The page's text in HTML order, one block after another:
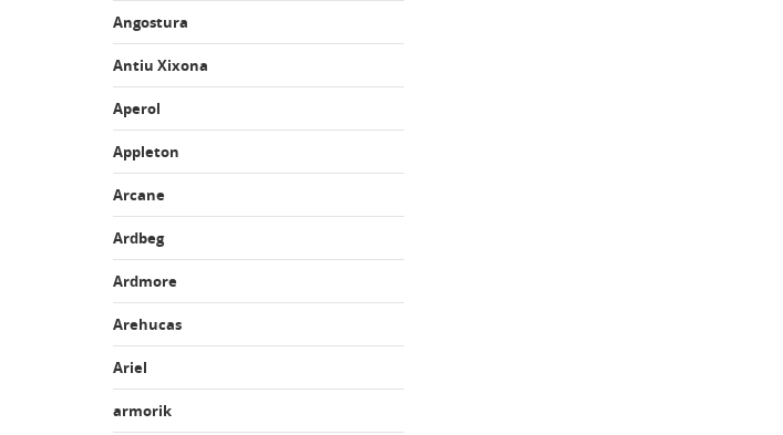
Angostura
Antiu Xixona
Aperol
Appleton
Arcane
Ardbeg
Ardmore
Arehucas
Ariel
armorik